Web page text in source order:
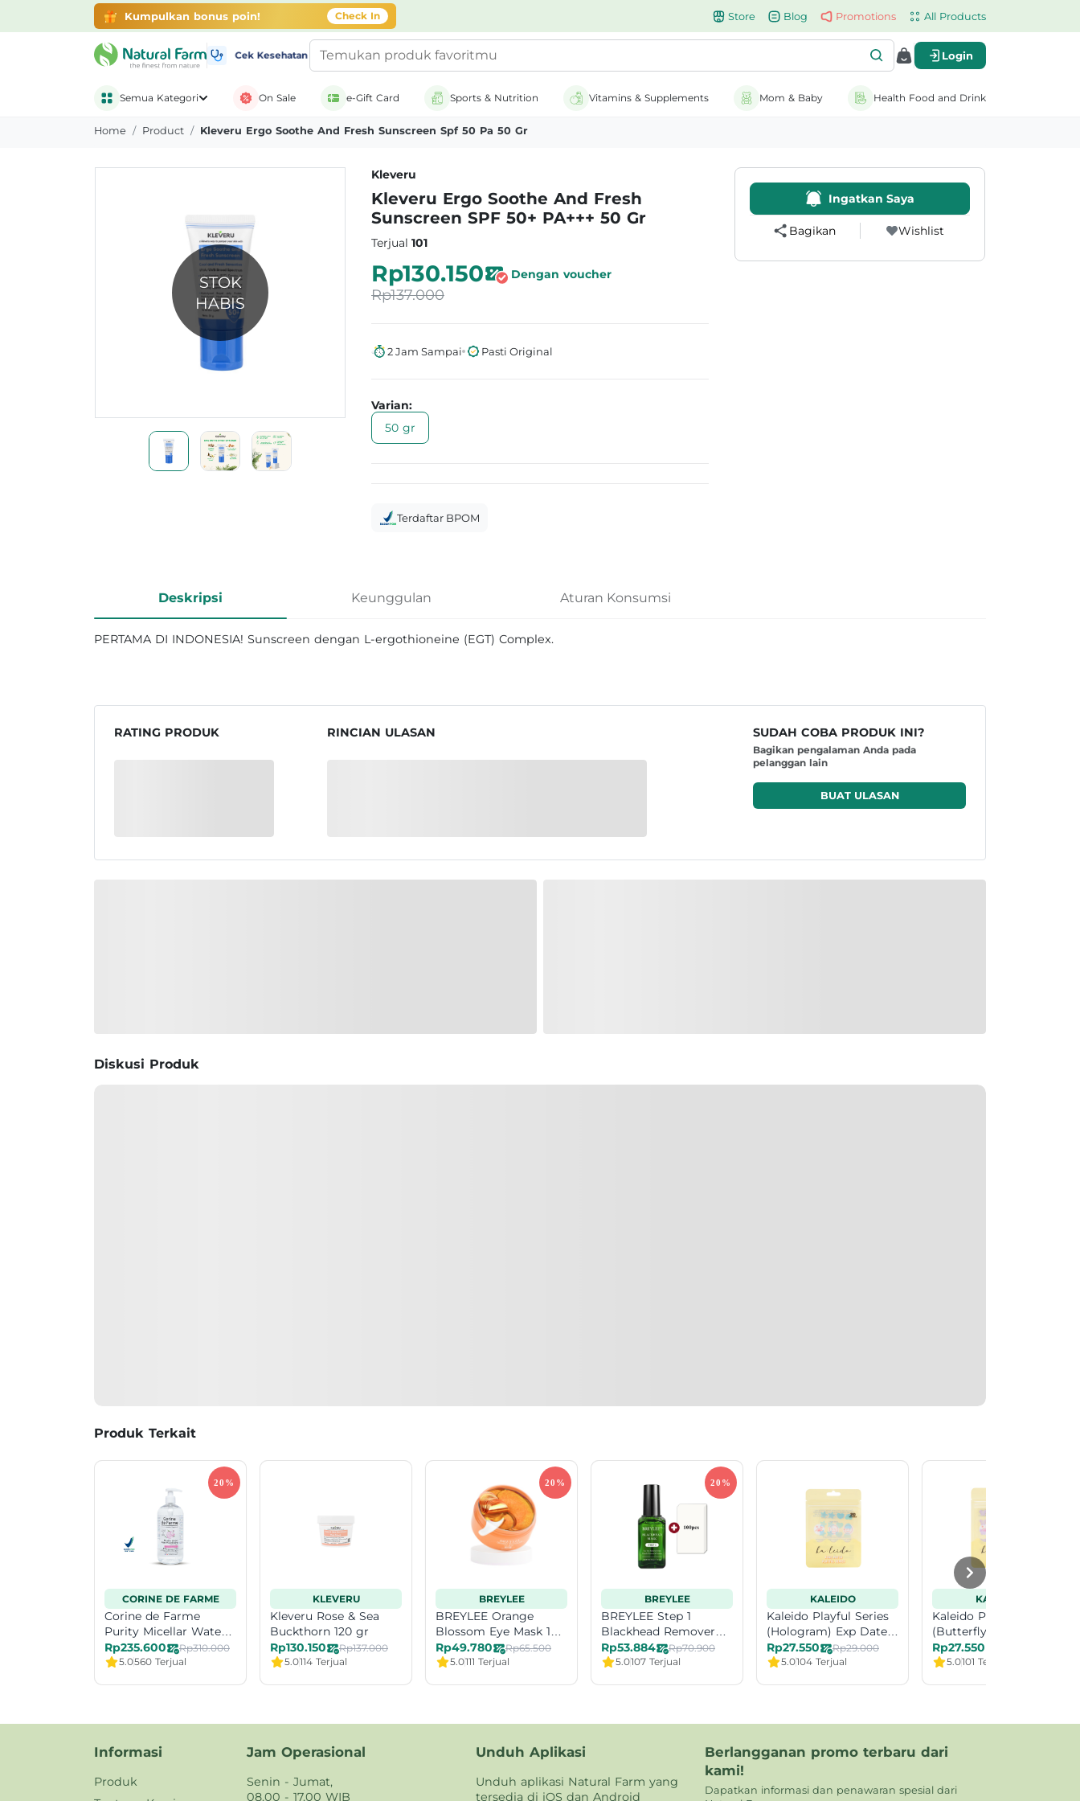
Gratis Ongkir + Banyak Promo belanja di aplikasi
Check In
Store Blog Promotions All Products
Cek Kesehatan Login
Semua Kategori On Sale e-Gift Card Sports & Nutrition Vitamins & Supplements Mom & Baby Health Food and Drink
Home Product Kleveru Ergo Soothe And Fresh Sunscreen Spf 50 Pa 50 Gr
STOK
HABIS
Kleveru
Kleveru Ergo Soothe And Fresh
Sunscreen SPF 50+ PA+++ 50 Gr
Terjual 101
Rp130.150 Dengan voucher
Rp137.000
2 Jam Sampai Pasti Original
Varian:
50 gr
Terdaftar BPOM
Ingatkan Saya
Bagikan Wishlist
Informasi Produk
Deskripsi Keunggulan Aturan Konsumsi
PERTAMA DI INDONESIA! Sunscreen dengan L-ergothioneine (EGT) Complex.
RATING PRODUK RINCIAN ULASAN SUDAH COBA PRODUK INI?
Bagikan pengalaman Anda pada
pelanggan lain
BUAT ULASAN
Diskusi Produk
Produk Terkait
CORINE DE FARME
Corine de Farme
Purity Micellar Water
500 ml Exp Date 12-26
Rp235.600
Rp310.000
5.0560 Terjual
KLEVERU
Kleveru Rose & Sea
Buckthorn 120 gr
Rp130.150
Rp137.000
5.0114 Terjual
BREYLEE
BREYLEE Orange
Blossom Eye Mask 181
gr
Rp49.780
Rp65.500
5.0111 Terjual
BREYLEE
BREYLEE Step 1
Blackhead Remover
Mask 17 ml
Rp53.884
Rp70.900
5.0107 Terjual
KALEIDO
Kaleido Playful Series
(Hologram) Exp Date
11-26
Rp27.550
Rp29.000
5.0104 Terjual
KALEIDO
Kaleido Playful Series
(Butterfly&Flower) Exp
Date 1-27
Rp27.550
5.0101 Terjual
Informasi
Produk
Jam Operasional
Senin - Jumat,
08.00 - 17.00 WIB
Unduh Aplikasi
Unduh aplikasi Natural Farm yang
tersedia di iOS dan Android
Berlangganan promo terbaru dari
kami!
Dapatkan informasi dan penawaran spesial dari